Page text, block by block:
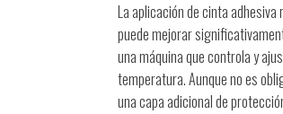
La aplicación de cinta adhesiva
puede mejorar
una máquina que controla y
temperatura. Aunque no es
una capa adicional de